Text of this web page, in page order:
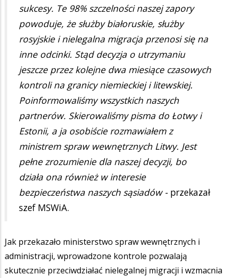
sukcesy. Te 98% szczelności naszej zapory
powoduje, że służby białoruskie, służby
rosyjskie i nielegalna migracja przenosi się na
inne odcinki. Stąd decyzja o utrzymaniu
jeszcze przez kolejne dwa miesiące czasowych
kontroli na granicy niemieckiej i litewskiej.
Poinformowaliśmy wszystkich naszych
partnerów. Skierowaliśmy pisma do Łotwy i
Estonii, a ja osobiście rozmawiałem z
ministrem spraw wewnętrznych Litwy. Jest
pełne zrozumienie dla naszej decyzji, bo
działa ona również w interesie
bezpieczeństwa naszych sąsiadów - przekazał
szef MSWiA.
Jak przekazało ministerstwo spraw wewnętrznych i
administracji, wprowadzone kontrole pozwalają
skutecznie przeciwdziałać nielegalnej migracji i wzmacnia